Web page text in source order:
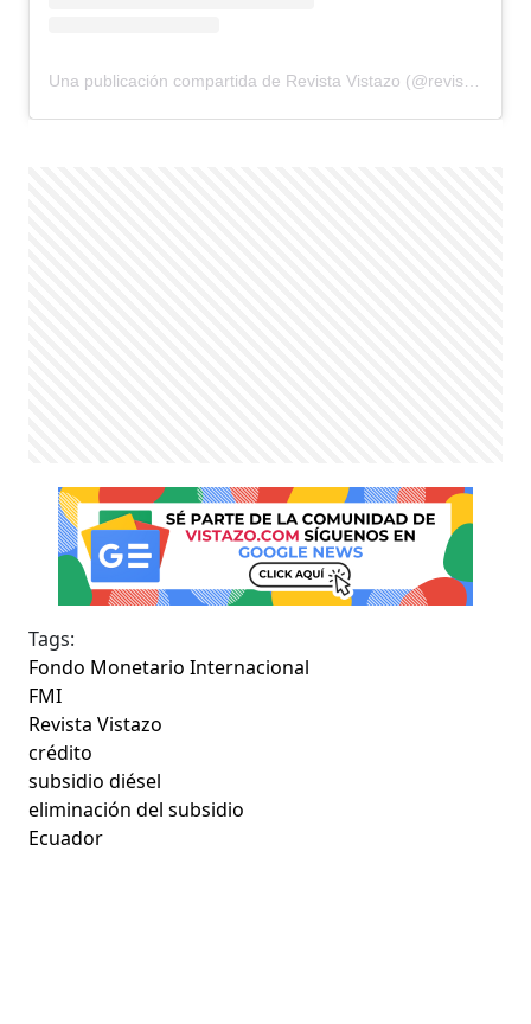
Tags:
Fondo Monetario Internacional
FMI
Revista Vistazo
crédito
subsidio diésel
eliminación del subsidio
Ecuador